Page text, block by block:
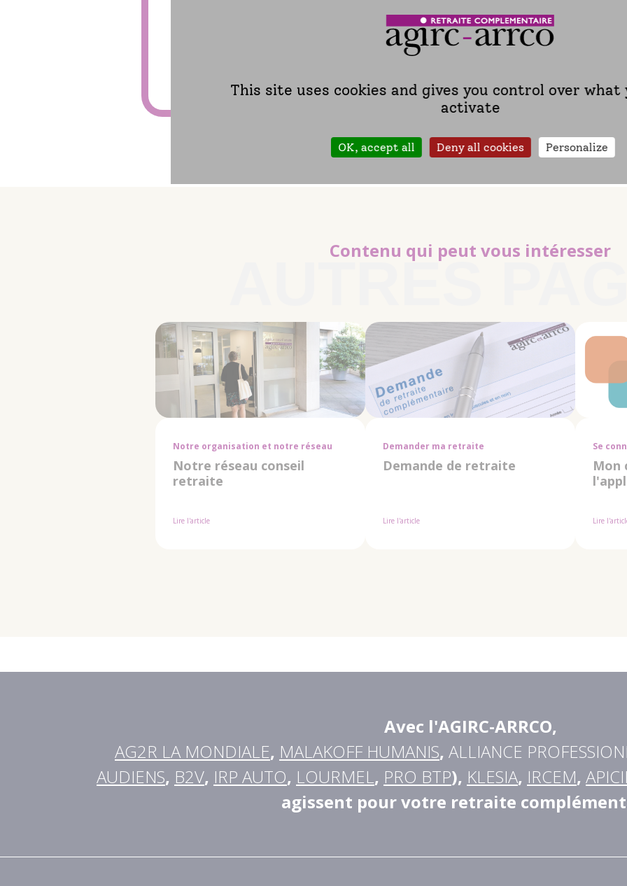
un formulaire de contactsont à
Contenu qui peut vous intéresser
Notre organisation et notre réseau
Notre réseau conseil
retraite
Lire l'article
Demander ma retraite
Demande de retraite
Lire l'article
Se
Mon
Lire
Avec l'AGIRC-ARRCO,
AG2R LA MONDIALE, MALAKOFF HUMANIS, ALLIANCE
AUDIENS, B2V, IRP AUTO, LOURMEL, PRO BTP), KLESIA, IRCEM,
agissent pour votre retraite
This site uses cookies and gives you control over
activate
OK, accept all Deny all cookies Personalize